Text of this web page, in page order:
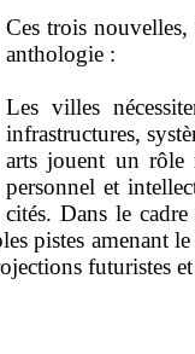
Ces trois
anthologie :
Les villes
infrastructures,
arts jouent un rôle
personnel et
cités. Dans le
pistes amenant
futuristes